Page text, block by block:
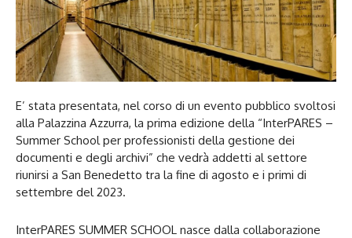
E’ stata presentata, nel corso di un evento pubblico svoltosi
alla Palazzina Azzurra, la prima edizione della “InterPARES –
Summer School per professionisti della gestione dei
documenti e degli archivi” che vedrà addetti al settore
riunirsi a San Benedetto tra la fine di agosto e i primi di
settembre del 2023.
InterPARES SUMMER SCHOOL nasce dalla collaborazione